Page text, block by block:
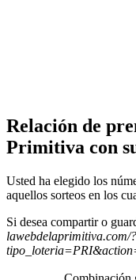
Relación de
Primitiva con
Usted ha elegido los
aquellos sorteos en los
Si desea compartir o
lawebdelaprimitiva.com/?